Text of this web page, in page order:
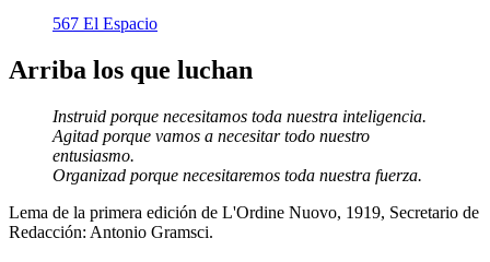
567 El Espacio
Arriba los que luchan
Instruid porque necesitamos toda nuestra inteligencia.
Agitad porque vamos a necesitar todo nuestro
entusiasmo.
Organizad porque necesitaremos toda nuestra fuerza.
Lema de la primera edición de L'Ordine Nuovo, 1919, Secretario de
Redacción: Antonio Gramsci.